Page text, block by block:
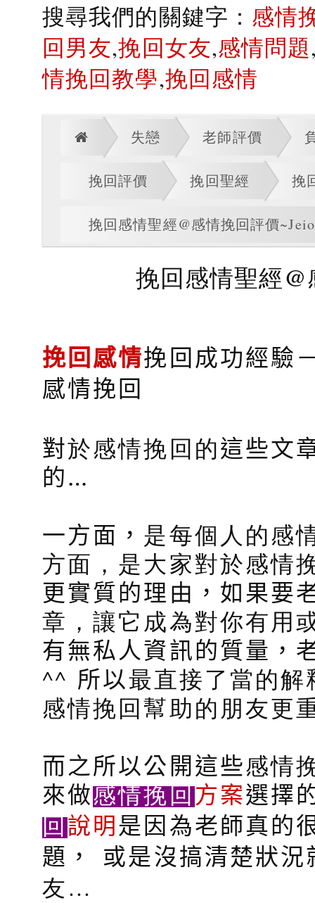
搜尋我們的關鍵字： 感情
回男友,挽回女友,感情問題
情挽回教學,挽回感情
失戀 老師評價
挽回評價 挽回聖經 挽
挽回感情聖經@感情挽回評價
挽回感情聖經
挽回感情挽回成功經驗
感情挽回
對於感情挽回的這些文
的…
一方面， 是每個人的感
方面，是大家對於感情
更實質的理由，如果要
章，讓它成為對你有用
有無私人資訊的質量，
^^ 所以最直接了當的
感情挽回幫助的朋友更
而之所以公開這些感情
來做感情挽回方案選擇
回說明是因為老師真的
題，
或是沒搞清楚狀況
友…